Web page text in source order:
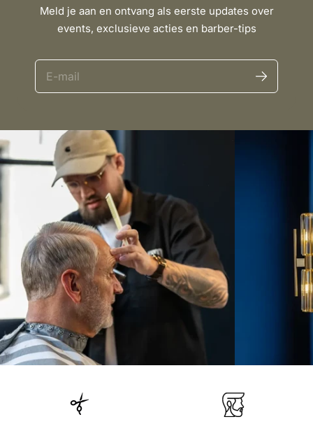
Meld je aan en ontvang als eerste updates over
events, exclusieve acties en barber-tips